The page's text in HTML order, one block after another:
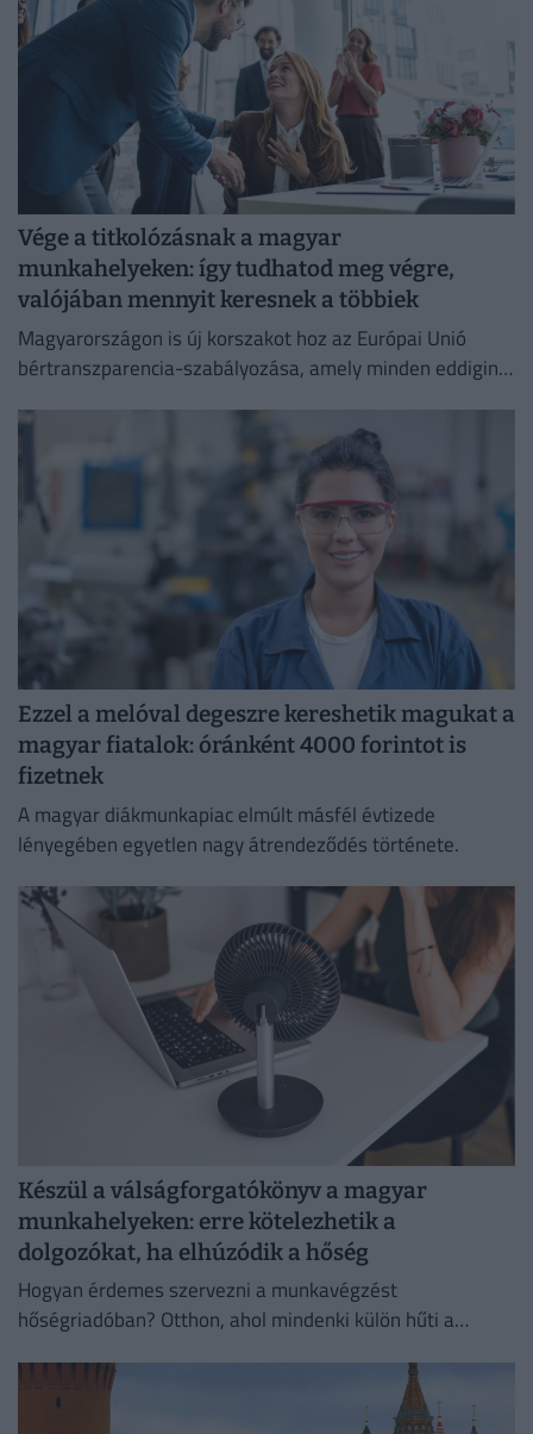
Vége a titkolózásnak a magyar
munkahelyeken: így tudhatod meg végre,
valójában mennyit keresnek a többiek
Magyarországon is új korszakot hoz az Európai Unió
bértranszparencia-szabályozása, amely minden eddiginél
Ezzel a melóval degeszre kereshetik magukat a
magyar fiatalok: óránként 4000 forintot is
fizetnek
A magyar diákmunkapiac elmúlt másfél évtizede
lényegében egyetlen nagy átrendeződés története.
Készül a válságforgatókönyv a magyar
munkahelyeken: erre kötelezhetik a
dolgozókat, ha elhúzódik a hőség
Hogyan érdemes szervezni a munkavégzést
hőségriadóban? Otthon, ahol mindenki külön hűti a
irodaházban, ahol a hűtés központilag működik.